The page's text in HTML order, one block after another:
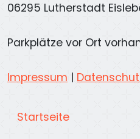
06295 Lutherstadt
Parkplätze vor Ort
Impressum |
Startseite